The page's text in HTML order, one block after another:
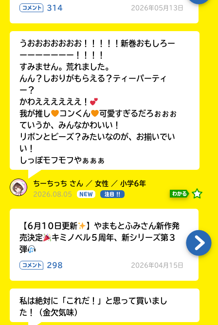
コメント 314 2026年05月13日
うおおおおおおお！！！！！新巻おもしろー
ーーーーーーー！！！！
すみません。荒れました。
んん？しおりがもらえる？ティーパーティ
ー？
かわええええええ！
我が推し
コンくん
可愛すぎるだろぉぉぉ
ていうか、みんなかわいい！
リボンとビーズ？みたいなのが、お揃いでい
い！
しっぽモフモフやぁぁぁ
ちーちっち さん ／ 女性 ／ 小学6年
2026.08.05 NEW 注目 !! わかる
【6月10日更新
】やまもとふみさん新作発
売決定
キミノベル５周年、新シリーズ第３
弾
コメント 298 2026年04月15日
私は絶対に「これだ！」と思って買いまし
た！（金欠気味）